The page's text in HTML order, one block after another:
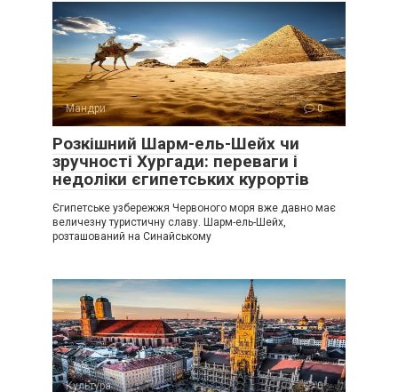
Мандри 0
Розкішний Шарм-ель-Шейх чи
зручності Хургади: переваги і
недоліки єгипетських курортів
Єгипетське узбережжя Червоного моря вже давно має
величезну туристичну славу. Шарм-ель-Шейх,
розташований на Синайському
Культура 0